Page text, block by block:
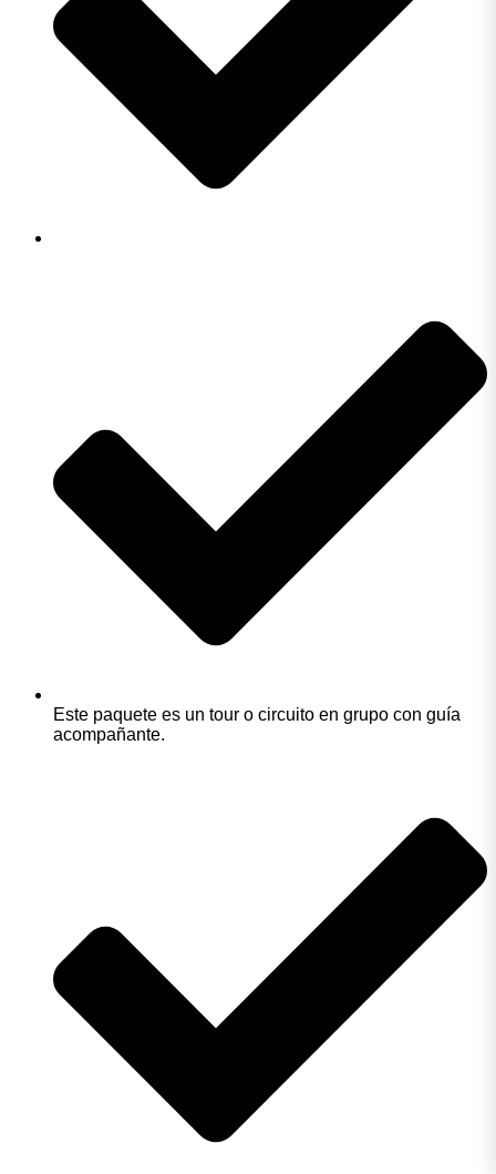
Este paquete es un tour o circuito en grupo con guía
acompañante.